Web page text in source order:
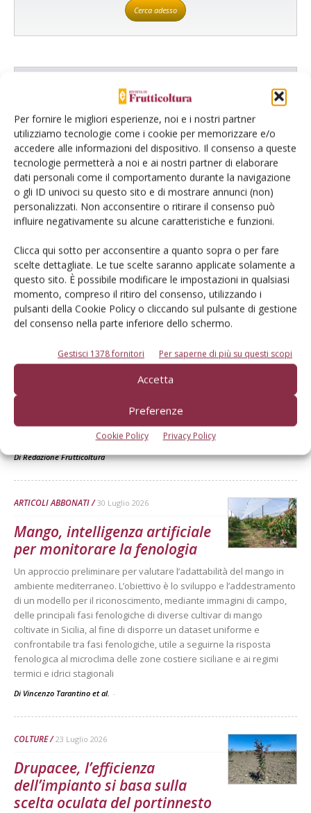
Per fornire le migliori esperienze, noi e i nostri partner
utilizziamo tecnologie come i cookie per memorizzare e/o
accedere alle informazioni del dispositivo. Il consenso a queste
tecnologie permetterà a noi e ai nostri partner di elaborare
dati personali come il comportamento durante la navigazione
o gli ID univoci su questo sito e di mostrare annunci (non)
personalizzati. Non acconsentire o ritirare il consenso può
influire negativamente su alcune caratteristiche e funzioni.
Clicca qui sotto per acconsentire a quanto sopra o per fare
scelte dettagliate. Le tue scelte saranno applicate solamente a
questo sito. È possibile modificare le impostazioni in qualsiasi
momento, compreso il ritiro del consenso, utilizzando i
pulsanti della Cookie Policy o cliccando sul pulsante di gestione
del consenso nella parte inferiore dello schermo.
Gestisci 1378 fornitori Per saperne di più su questi scopi
Accetta
Preferenze
Cookie Policy Privacy Policy
Cerca adesso
L'Esperto risponde
Cerca adesso
Dalla stessa categoria
Mele, la produzione europea
scenderà sotto i 10 milioni di
tonnellate
Secondo le previsioni di Prognosfruit 2026, pesano nel bilancio gli
eventi climatici estremi. Ma le prospettive di mercato sono buone
DiRedazione Frutticoltura
ARTICOLI ABBONATI 30 Luglio 2026
Mango, intelligenza artificiale
per monitorare la fenologia
Un approccio preliminare per valutare l’adattabilità del mango in
ambiente mediterraneo. L’obiettivo è lo sviluppo e l’addestramento
di un modello per il riconoscimento, mediante immagini di campo,
delle principali fasi fenologiche di diverse cultivar di mango
coltivate in Sicilia, al fine di disporre un dataset uniforme e
confrontabile tra fasi fenologiche, utile a seguirne la risposta
fenologica al microclima delle zone costiere siciliane e ai regimi
termici e idrici stagionali
Di Vincenzo Tarantino et al. -
COLTURE 23 Luglio 2026
Drupacee, l’efficienza
dell’impianto si basa sulla
scelta oculata del portinnesto